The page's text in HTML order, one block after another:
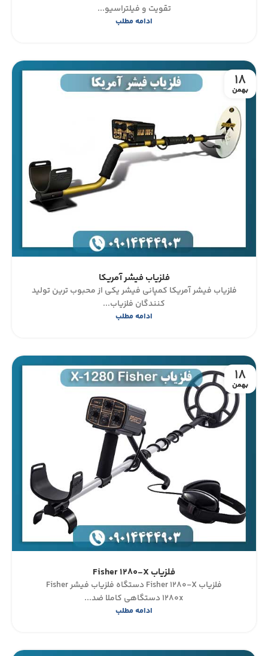
تقویت و فیلتراسیو...
ادامه مطلب
18
بهمن
فلزیاب فیشر آمریکا
فلزیاب فیشر آمریکا کمپانی فیشر یکی از محبوب ترین تولید
کنندگان فلزیاب...
ادامه مطلب
18
بهمن
فلزیاب Fisher 1280-X
فلزیاب Fisher 1280-X دستگاه فلزیاب فیشر Fisher
1280x دستگاهی کاملا ضد...
ادامه مطلب